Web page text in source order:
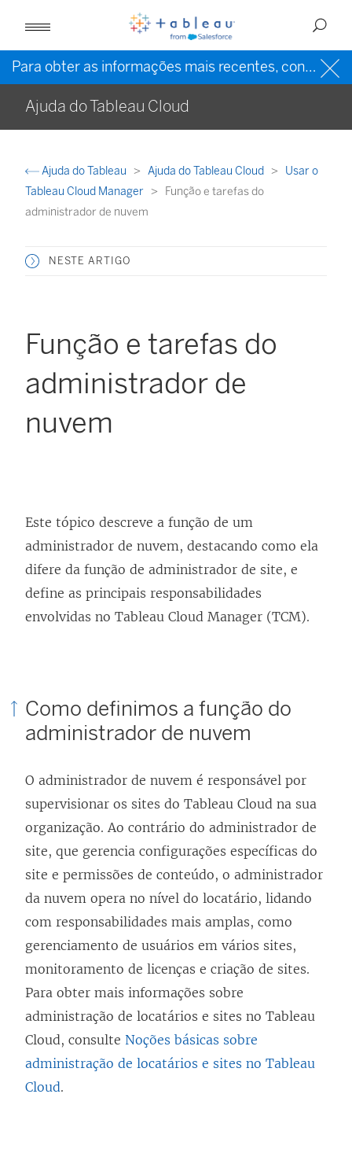
Para obter as informações mais recentes, consulte a
Ajuda do Tableau Cloud
Ajuda do Tableau Ajuda do Tableau Cloud
Usar o
Tableau Cloud Manager
Função e tarefas do
administrador de nuvem
NESTE ARTIGO
Função e tarefas do
administrador de
nuvem
Este tópico descreve a função de um
administrador de nuvem, destacando como ela
difere da função de administrador de site, e
define as principais responsabilidades
envolvidas no Tableau Cloud Manager (TCM).
Como definimos a função do
administrador de nuvem
O administrador de nuvem é responsável por
supervisionar os sites do Tableau Cloud na sua
organização. Ao contrário do administrador de
site, que gerencia configurações específicas do
site e permissões de conteúdo, o administrador
da nuvem opera no nível do locatário, lidando
com responsabilidades mais amplas, como
gerenciamento de usuários em vários sites,
monitoramento de licenças e criação de sites.
Para obter mais informações sobre
administração de locatários e sites no Tableau
Cloud, consulte Noções básicas sobre
administração de locatários e sites no Tableau
Cloud.